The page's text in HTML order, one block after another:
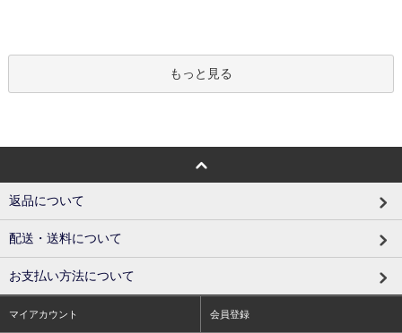
もっと見る
返品について
配送・送料について
お支払い方法について
マイアカウント 会員登録